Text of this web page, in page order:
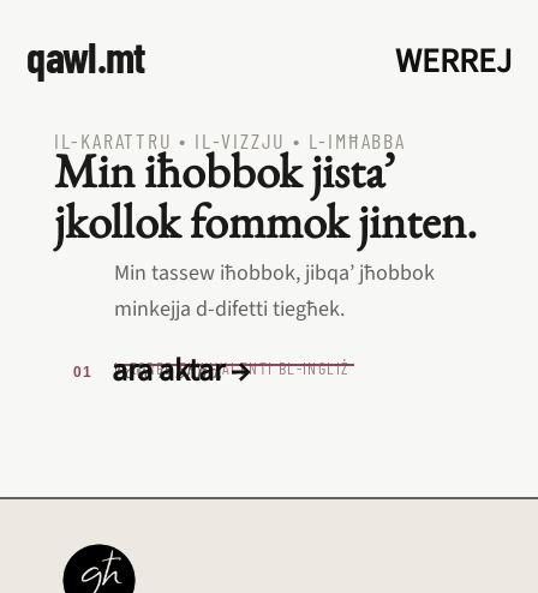
qawl.mt WERREJ
IL‑KARATTRU • IL‑VIZZJU • L‑IMĦABBA
Min iħobbok jista’
jkollok fommok jinten.
Min tassew iħobbok, jibqa’ jħobbok
minkejja d‑difetti tiegħek.
L‑EQREB EKWIVALENTI BL‑INGLIŻ
Love is blind.
ara aktar →